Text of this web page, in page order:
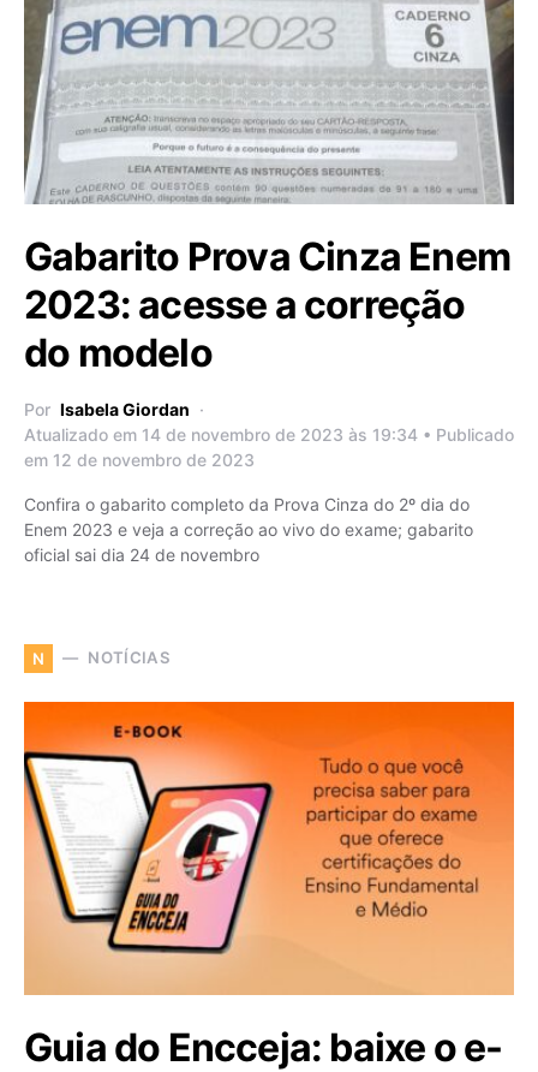
Gabarito Prova Cinza Enem
2023: acesse a correção
do modelo
Por Isabela Giordan
Atualizado em 14 de novembro de 2023 às 19:34 • Publicado
em 12 de novembro de 2023
Confira o gabarito completo da Prova Cinza do 2º dia do
Enem 2023 e veja a correção ao vivo do exame; gabarito
oficial sai dia 24 de novembro
N NOTÍCIAS
Guia do Encceja: baixe o e-